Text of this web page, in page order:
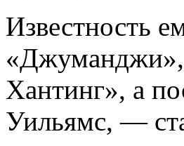
Известность
Хантинг», а
Уильямс, —